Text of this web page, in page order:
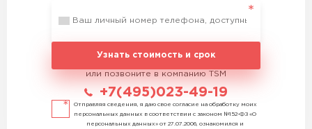
Узнать стоимость и срок
или позвоните в компанию TSM
+7(495)023-49-19
Отправляя сведения, я даю свое согласие на обработку моих
персональных данных в соответствии с законом №152-ФЗ «О
персональных данных» от 27.07.2006, ознакомился и